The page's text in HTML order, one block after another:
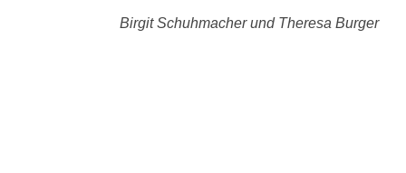
Birgit Schuhmacher und Theresa Burger